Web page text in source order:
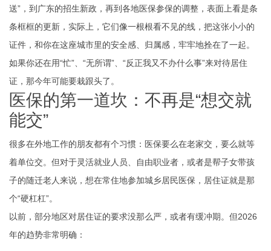
送”，到广东的招生新政，再到各地医保参保的调整，表面上看是条
条框框的更新，实际上，它们像一根根看不见的线，把这张小小的
证件，和你在这座城市里的安全感、归属感，牢牢地拴在了一起。
如果你还在用“忙”、“无所谓”、“反正我又不办什么事”来对待居住
证，那今年可能要栽跟头了。
医保的第一道坎：不再是“想交就
能交”
很多在外地工作的朋友都有个习惯：医保要么在老家交，要么就等
着单位交。但对于灵活就业人员、自由职业者，或者是帮子女带孩
子的随迁老人来说，想在常住地参加城乡居民医保，居住证就是那
个“硬杠杠”。
以前，部分地区对居住证的要求没那么严，或者有缓冲期。但2026
年的趋势非常明确：